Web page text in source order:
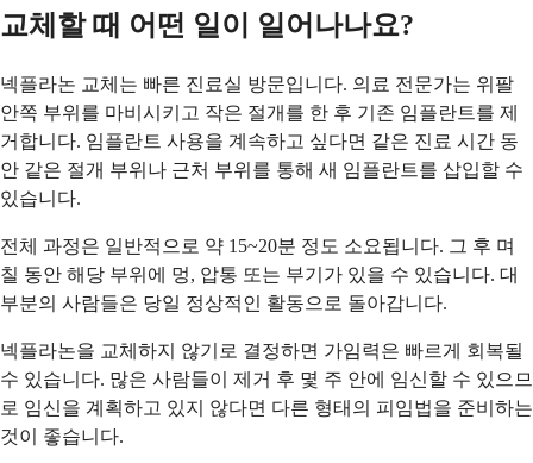
교체할 때 어떤 일이 일어나나요?
넥플라논 교체는 빠른 진료실 방문입니다. 의료 전문가는 위팔
안쪽 부위를 마비시키고 작은 절개를 한 후 기존 임플란트를 제
거합니다. 임플란트 사용을 계속하고 싶다면 같은 진료 시간 동
안 같은 절개 부위나 근처 부위를 통해 새 임플란트를 삽입할 수
있습니다.
전체 과정은 일반적으로 약 15~20분 정도 소요됩니다. 그 후 며
칠 동안 해당 부위에 멍, 압통 또는 부기가 있을 수 있습니다. 대
부분의 사람들은 당일 정상적인 활동으로 돌아갑니다.
넥플라논을 교체하지 않기로 결정하면 가임력은 빠르게 회복될
수 있습니다. 많은 사람들이 제거 후 몇 주 안에 임신할 수 있으므
로 임신을 계획하고 있지 않다면 다른 형태의 피임법을 준비하는
것이 좋습니다.